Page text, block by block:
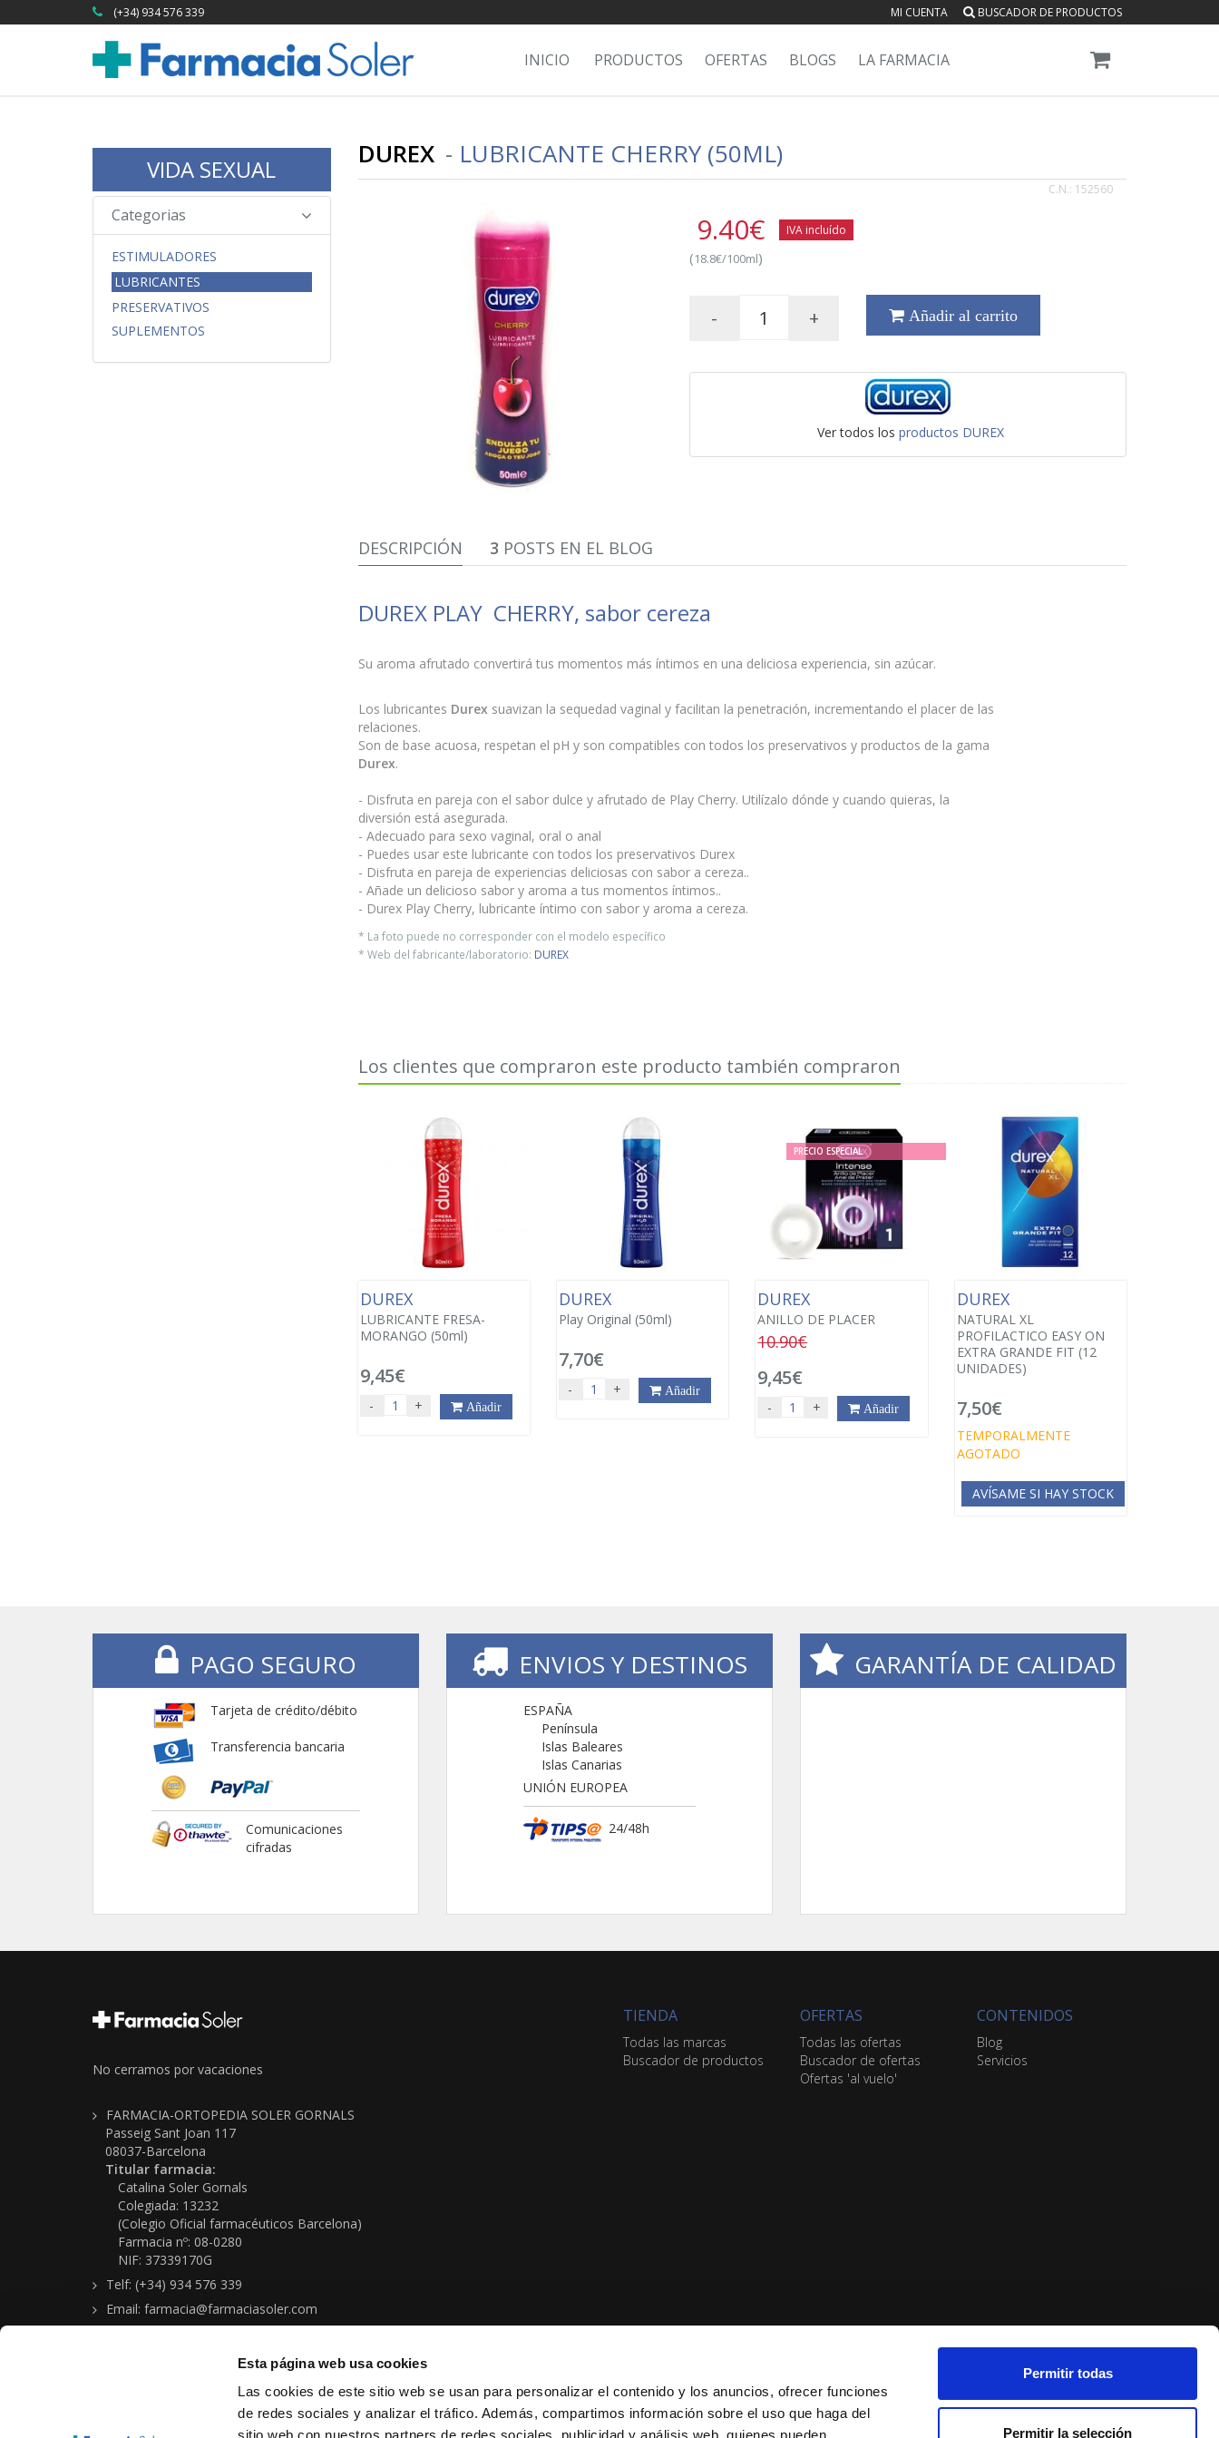
Esta página web usa cookies
Las cookies de este sitio web se usan para personalizar el contenido y los anuncios, ofrecer funciones
de redes sociales y analizar el tráfico. Además, compartimos información sobre el uso que haga del
Permitir todas
Permitir la selección
(+34) 934 576 339 MI CUENTA BUSCADOR DE PRODUCTOS
INICIO PRODUCTOS OFERTAS BLOGS LA FARMACIA
VIDA SEXUAL
Categorias
ESTIMULADORES
LUBRICANTES
PRESERVATIVOS
SUPLEMENTOS
DUREX - LUBRICANTE CHERRY (50ML)
C.N.: 152560
9.40€ IVA incluído
(18.8€/100ml)
- + Añadir al carrito
Ver todos los productos DUREX
DESCRIPCIÓN 3 POSTS EN EL BLOG
DUREX PLAY CHERRY, sabor cereza
Su aroma afrutado convertirá tus momentos más íntimos en una deliciosa experiencia, sin azúcar.
Los lubricantes Durex suavizan la sequedad vaginal y facilitan la penetración, incrementando el placer de las
relaciones.
Son de base acuosa, respetan el pH y son compatibles con todos los preservativos y productos de la gama
Durex.
- Disfruta en pareja con el sabor dulce y afrutado de Play Cherry. Utilízalo dónde y cuando quieras, la
diversión está asegurada.
- Adecuado para sexo vaginal, oral o anal
- Puedes usar este lubricante con todos los preservativos Durex
- Disfruta en pareja de experiencias deliciosas con sabor a cereza..
- Añade un delicioso sabor y aroma a tus momentos íntimos..
- Durex Play Cherry, lubricante íntimo con sabor y aroma a cereza.
* La foto puede no corresponder con el modelo específico
* Web del fabricante/laboratorio: DUREX
Los clientes que compraron este producto también compraron
DUREX
LUBRICANTE FRESA-
MORANGO (50ml)
9,45€
- + Añadir
DUREX
Play Original (50ml)
7,70€
- + Añadir
PRECIO ESPECIAL
DUREX
ANILLO DE PLACER
10.90€
9,45€
- + Añadir
DUREX
NATURAL XL
PROFILACTICO EASY ON
EXTRA GRANDE FIT (12
UNIDADES)
7,50€
TEMPORALMENTE
AGOTADO
AVÍSAME SI HAY STOCK
PAGO SEGURO
Tarjeta de crédito/débito
Transferencia bancaria
Comunicaciones
cifradas
ENVIOS Y DESTINOS
ESPAÑA
Península
Islas Baleares
Islas Canarias
UNIÓN EUROPEA
24/48h
GARANTÍA DE CALIDAD
No cerramos por vacaciones
FARMACIA-ORTOPEDIA SOLER GORNALS
Passeig Sant Joan 117
08037-Barcelona
Titular farmacia:
Catalina Soler Gornals
Colegiada: 13232
(Colegio Oficial farmacéuticos Barcelona)
Farmacia nº: 08-0280
NIF: 37339170G
Telf: (+34) 934 576 339
Email: farmacia@farmaciasoler.com
TIENDA
Todas las marcas
Buscador de productos
OFERTAS
Todas las ofertas
Buscador de ofertas
Ofertas 'al vuelo'
CONTENIDOS
Blog
Servicios